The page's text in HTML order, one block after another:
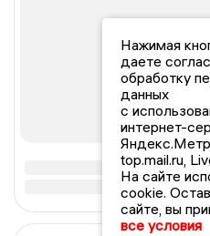
Нажимая
даете
обработку
данных
с
интернет-
top.mail.ru,
На сайте
cookie.
сайте, вы
все условия